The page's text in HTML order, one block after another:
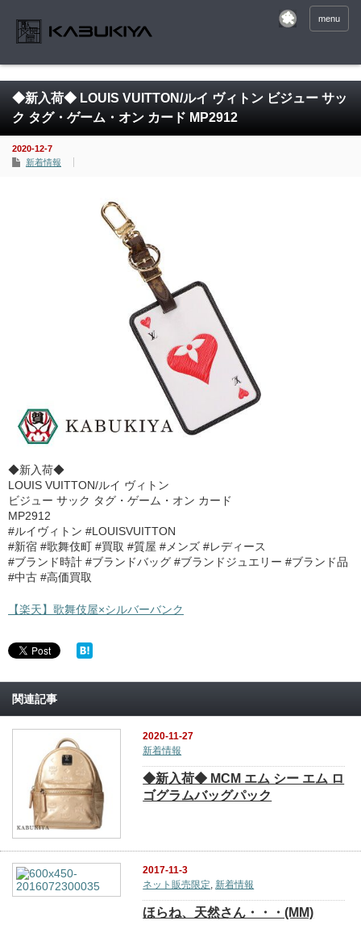
menu
◆新入荷◆ LOUIS VUITTON/ルイ ヴィトン ビジュー サッ
ク タグ・ゲーム・オン カード MP2912
2020-12-7
新着情報
◆新入荷◆
LOUIS VUITTON/ルイ ヴィトン
ビジュー サック タグ・ゲーム・オン カード
MP2912
#ルイヴィトン #LOUISVUITTON
#新宿 #歌舞伎町 #買取 #質屋 #メンズ #レディース
#ブランド時計 #ブランドバッグ #ブランドジュエリー #ブランド品
#中古 #高価買取
【楽天】歌舞伎屋×シルバーバンク
関連記事
2020-11-27
新着情報
◆新入荷◆ MCM エム シー エム ロ
ゴグラムバッグパック
2017-11-3
ネット販売限定 新着情報
ほらね、天然さん・・・(MM)